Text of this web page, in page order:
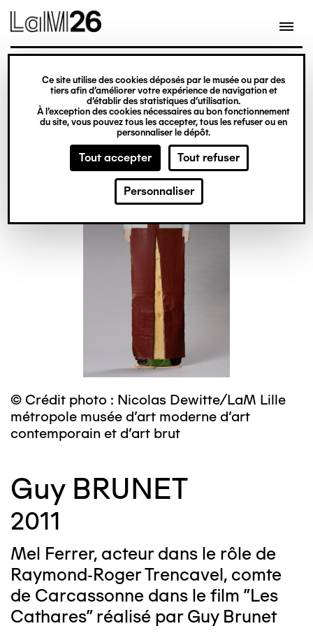
Gestion des cookies
Ce site utilise des cookies déposés par le musée ou par des
tiers afin d’améliorer votre expérience de navigation et
d’établir des statistiques d’utilisation.
À l’exception des cookies nécessaires au bon fonctionnement
du site, vous pouvez tous les accepter, tous les refuser ou en
personnaliser le dépôt.
Tout accepter Tout refuser
Personnaliser
contenu
© Crédit photo : Nicolas Dewitte/LaM Lille
métropole musée d’art moderne d’art
contemporain et d’art brut
Guy BRUNET
2011
Mel Ferrer, acteur dans le rôle de
Raymond-Roger Trencavel, comte
de Carcassonne dans le film "Les
Cathares" réalisé par Guy Brunet